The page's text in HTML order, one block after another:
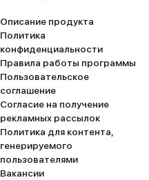
Описание продукта
Политика
конфиденциальности
Правила работы программы
Пользовательское
соглашение
Согласие на получение
рекламных рассылок
Политика для контента,
генерируемого
пользователями
Вакансии